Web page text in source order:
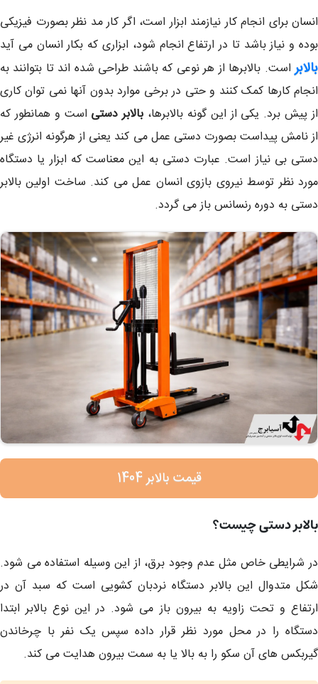
انسان برای انجام کار نیازمند ابزار است، اگر کار مد نظر بصورت فیزیکی
بوده و نیاز باشد تا در ارتفاع انجام شود، ابزاری که بکار انسان می آید
بالابر است. بالابرها از هر نوعی که باشند طراحی شده اند تا بتوانند به
انجام کارها کمک کنند و حتی در برخی موارد بدون آنها نمی توان کاری
از پیش برد. یکی از این گونه بالابرها، بالابر دستی است و همانطور که
از نامش پیداست بصورت دستی عمل می کند یعنی از هرگونه انرژی غیر
دستی بی نیاز است. عبارت دستی به این معناست که ابزار یا دستگاه
مورد نظر توسط نیروی بازوی انسان عمل می کند. ساخت اولین بالابر
دستی به دوره رنسانس باز می گردد.
قیمت بالابر 1404
بالابر دستی چیست؟
در شرایطی خاص مثل عدم وجود برق، از این وسیله استفاده می شود.
شکل متدوال این بالابر دستگاه نردبان کشویی است که سبد آن در
ارتفاع و تحت زاویه به بیرون باز می شود. در این نوع بالابر ابتدا
دستگاه را در محل مورد نظر قرار داده سپس یک نفر با چرخاندن
گیربکس های آن سکو را به بالا یا به سمت بیرون هدایت می کند.